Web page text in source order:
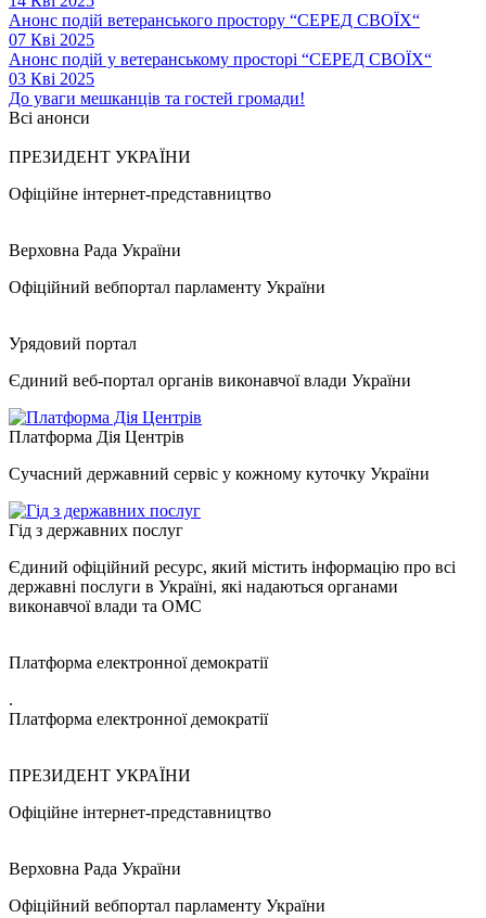
Анонс подій ветеранського простору “СЕРЕД СВОЇХ“
07 Кві 2025
Анонс подій у ветеранському просторі “СЕРЕД СВОЇХ“
03 Кві 2025
До уваги мешканців та гостей громади!
Всі анонси
ПРЕЗИДЕНТ УКРАЇНИ
Офіційне інтернет-представництво
Верховна Рада України
Офіційний вебпортал парламенту України
Урядовий портал
Єдиний веб-портал органів виконавчої влади України
Платформа Дія Центрів
Сучасний державний сервіс у кожному куточку України
Гід з державних послуг
Єдиний офіційний ресурс, який містить інформацію про всі
державні послуги в Україні, які надаються органами
виконавчої влади та ОМС
Платформа електронної демократії
.
Платформа електронної демократії
ПРЕЗИДЕНТ УКРАЇНИ
Офіційне інтернет-представництво
Верховна Рада України
Офіційний вебпортал парламенту України